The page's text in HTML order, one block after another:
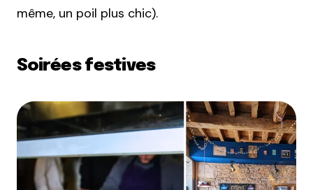
même, un poil plus chic).
Soirées festives